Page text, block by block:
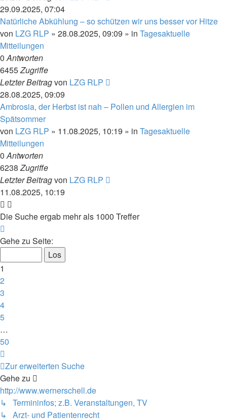
29.09.2025, 07:04
Natürliche Abkühlung – so schützen wir uns besser vor Hitze
von LZG RLP » 28.08.2025, 09:09 » in Tagesaktuelle
Mitteilungen
0Antworten
6455Zugriffe
Letzter Beitragvon LZG RLP
28.08.2025, 09:09
Ambrosia, der Herbst ist nah – Pollen und Allergien im
Spätsommer
von LZG RLP » 11.08.2025, 10:19 » in Tagesaktuelle
Mitteilungen
0Antworten
6238Zugriffe
Letzter Beitragvon LZG RLP
11.08.2025, 10:19
Die Suche ergab mehr als 1000 Treffer
1
50
Gehe zu Seite:
1
2
3
4
5
…
50
Zur erweiterten Suche
Gehe zu
http://www.wernerschell.de
↳ Termininfos; z.B. Veranstaltungen, TV
↳ Arzt- und Patientenrecht